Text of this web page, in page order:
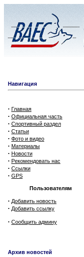
Навигация
· Главная
· Официальная часть
· Спортивный раздел
· Статьи
· Фото и видео
· Материалы
· Новости
· Рекомендовать нас
· Ссылки
· GPS
Пользователям
· Добавить новость
· Добавить ссылку
· Сообщить админу
Архив новостей